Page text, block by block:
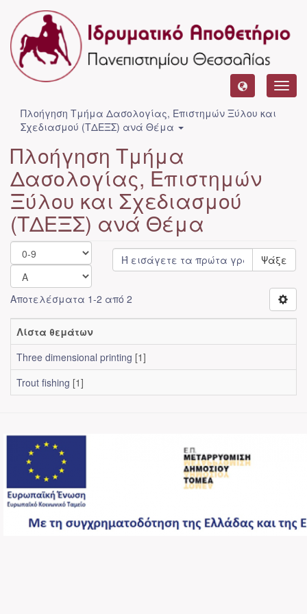
Πλοήγηση Τμήμα Δασολογίας, Επιστημών Ξύλου και
Σχεδιασμού (ΤΔΕΞΣ) ανά Θέμα
Πλοήγηση Τμήμα
Δασολογίας, Επιστημών
Ξύλου και Σχεδιασμού
(ΤΔΕΞΣ) ανά Θέμα
Ψάξε
Αποτελέσματα 1-2 από 2
Λίστα θεμάτων
Three dimensional printing [1]
Trout fishing [1]